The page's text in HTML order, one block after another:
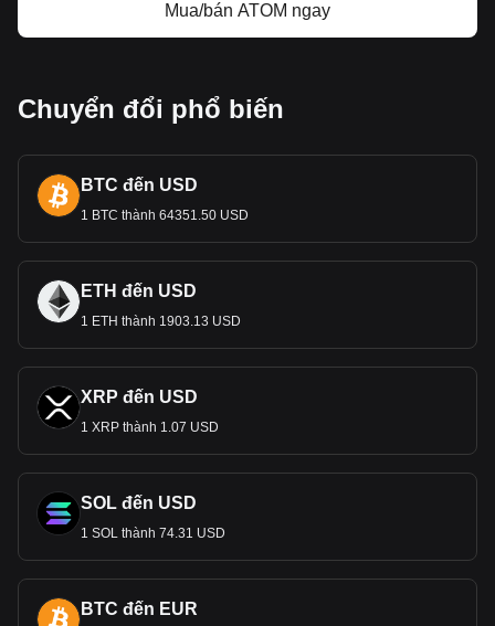
Mua/bán ATOM ngay
Chuyển đổi phổ biến
BTC đến USD
1 BTC thành 64351.50 USD
ETH đến USD
1 ETH thành 1903.13 USD
XRP đến USD
1 XRP thành 1.07 USD
SOL đến USD
1 SOL thành 74.31 USD
BTC đến EUR